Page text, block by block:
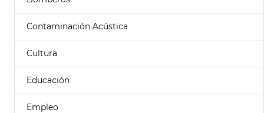
Contaminación Acústica
Cultura
Educación
Empleo